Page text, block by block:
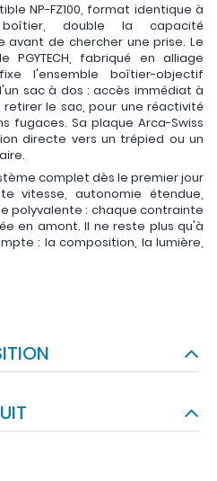
NP-FZ100, format identique à
double la capacité
avant de chercher une prise. Le
fabriqué en alliage
l'ensemble boîtier-objectif
sac à dos : accès immédiat à
le sac, pour une réactivité
fugaces. Sa plaque Arca-Swiss
directe vers un trépied ou un
complet dès le premier jour
vitesse, autonomie étendue,
polyvalente : chaque contrainte
en amont. Il ne reste plus qu'à
: la composition, la lumière,